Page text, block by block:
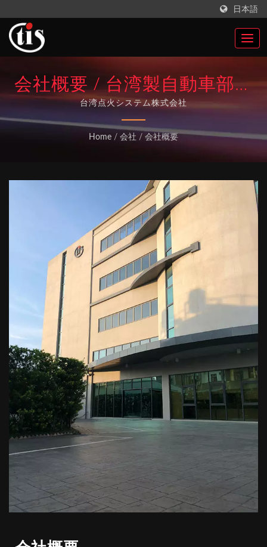
日本語
会社概要 / 台湾製自動車部品
点火コイルメーカー |
Taiwan Ignition System Co.,
台湾点火システム株式会社
Home / 会社 / 会社概要